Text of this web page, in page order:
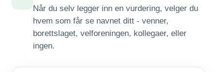
Når du selv legger inn en vurdering, velger du
hvem som får se navnet ditt - venner,
borettslaget, velforeningen, kollegaer, eller
ingen.